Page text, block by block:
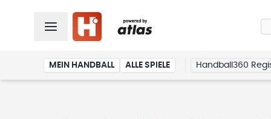
MEIN HANDBALL ALLE SPIELE Handball360